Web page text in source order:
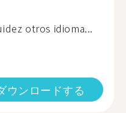
otros idioma...
ウンロードする